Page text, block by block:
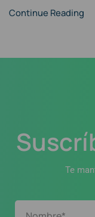
Continue Reading
Te